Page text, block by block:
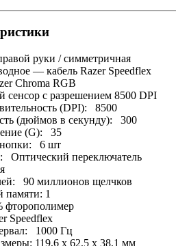
руки / симметричная
— кабель Razer Speedflex
Chroma RGB
c разрешением 8500 DPI
(DPI): 8500
(дюймов в секунду): 300
(G): 35
6 шт
Оптический переключатель
90 миллионов щелчков
памяти: 1
Speedflex
1000 Гц
119,6 х 62,5 х 38,1 мм